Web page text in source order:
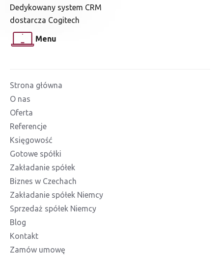
Dedykowany system CRM
dostarcza Cogitech
Menu
Strona główna
O nas
Oferta
Referencje
Księgowość
Gotowe spółki
Zakładanie spółek
Biznes w Czechach
Zakładanie spółek Niemcy
Sprzedaż spółek Niemcy
Blog
Kontakt
Zamów umowę